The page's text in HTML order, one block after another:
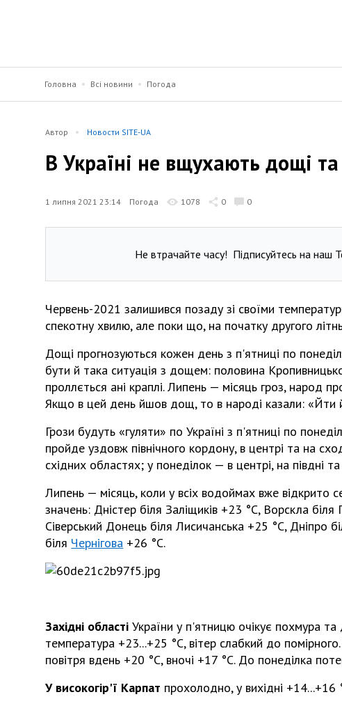
Головна Всі новини Погода
Автор Новости SITE-UA
В Україні не вщухають дощі та
1 липня 2021 23:14 Погода 1078 0 0
Не втрачайте часу! Підписуйтесь на наш
Червень-2021 залишився позаду зі своїми
спекотну хвилю, але поки що, на початку другого
Дощі прогнозуються кожен день з п'ятниці по
бути й така ситуація з дощем: половина
проллється ані краплі. Липень — місяць гроз, народ
Якщо в цей день йшов дощ, то в народі казали: «Йти
Грози будуть «гуляти» по Україні з п'ятниці по
пройде уздовж північного кордону, в центрі та на
східних областях; у понеділок — в центрі, на півдні
Липень — місяць, коли у всіх водоймах вже відкрито
значень: Дністер біля Заліщиків +23 °С, Ворскла
Сіверський Донець біля Лисичанська +25 °С, Дніпро
біля Чернігова +26 °С.
Західні області України у п'ятницю очікує похмура
температура +23...+25 °С, вітер слабкий до
повітря вдень +20 °С, вночі +17 °С. До понеділка
У високогір'ї Карпат прохолодно, у вихідні